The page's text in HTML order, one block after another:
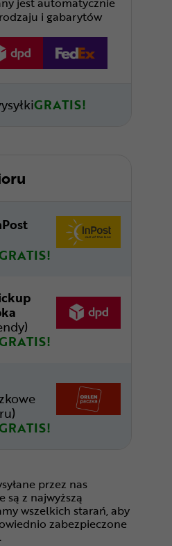
i gabarytów
GRATIS!
przez nas
są z najwyższą
wszelkich starań, aby
zabezpieczone